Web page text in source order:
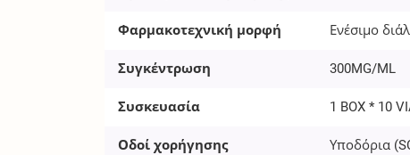
Φαρμακοτεχνική μορφή Ενέσιμο
Συγκέντρωση 300MG/ML
Συσκευασία 1 BOX * 10
Οδοί χορήγησης Υποδόρια (